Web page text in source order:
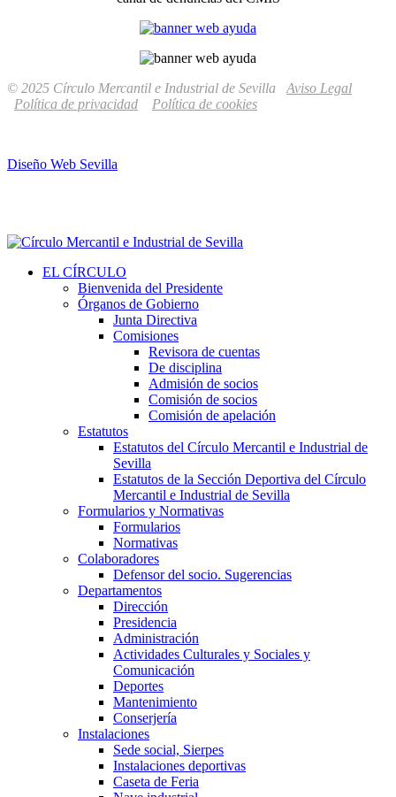
© 2025 Círculo Mercantil e Industrial de Sevilla Aviso Legal
Política de privacidad
Política de cookies
Diseño Web Sevilla
EL CÍRCULO
Bienvenida del Presidente
Órganos de Gobierno
Junta Directiva
Comisiones
Revisora de cuentas
De disciplina
Admisión de socios
Comisión de socios
Comisión de apelación
Estatutos
Estatutos del Círculo Mercantil e Industrial de
Sevilla
Estatutos de la Sección Deportiva del Círculo
Mercantil e Industrial de Sevilla
Formularios y Normativas
Formularios
Normativas
Colaboradores
Defensor del socio. Sugerencias
Departamentos
Dirección
Presidencia
Administración
Actividades Culturales y Sociales y
Comunicación
Deportes
Mantenimiento
Conserjería
Instalaciones
Sede social, Sierpes
Instalaciones deportivas
Caseta de Feria